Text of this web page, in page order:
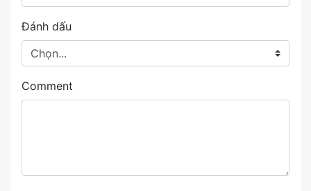
Đánh dấu
Comment